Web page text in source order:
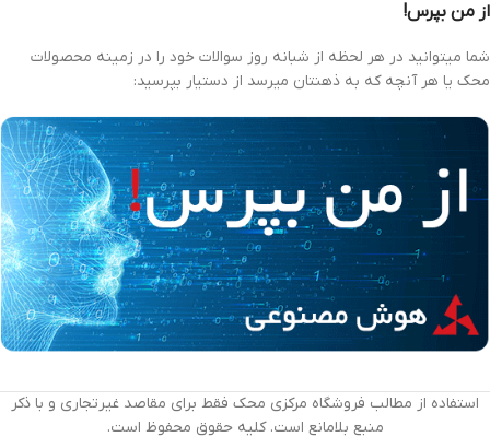
از من بپرس!
شما میتوانید در هر لحظه از شبانه روز سوالات خود را در زمینه محصولات
محک یا هر آنچه که به ذهنتان میرسد از دستیار بپرسید:
استفاده از مطالب فروشگاه مرکزی محک فقط برای مقاصد غیرتجاری و با ذکر
منبع بلامانع است. کلیه حقوق محفوظ است.